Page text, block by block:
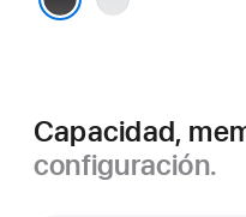
Capacidad,
configuración.